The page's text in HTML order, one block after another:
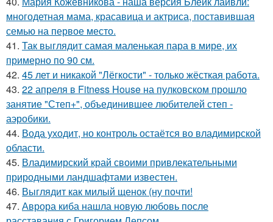
многодетная мама, красавица и актриса, поставившая
семью на первое место.
41. Так выглядит самая маленькая пара в мире, их
примерно по 90 см.
42. 45 лет и никакой "Лёгкости" - только жёсткая работа.
43. 22 апреля в Fitness House на пулковском прошло
занятие "Степ+", объединившее любителей степ -
аэробики.
44. Вода уходит, но контроль остаётся во владимирской
области.
45. Владимирский край своими привлекательными
природными ландшафтами известен.
46. Выглядит как милый щенок (ну почти!
47. Аврора киба нашла новую любовь после